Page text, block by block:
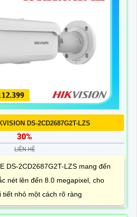
DS-2CD2687G2T-LZS
30%
LIÊN HỆ
DS-2CD2687G2T-LZS mang đến
nét lên đến 8.0 megapixel, cho
nhỏ một cách rõ ràng